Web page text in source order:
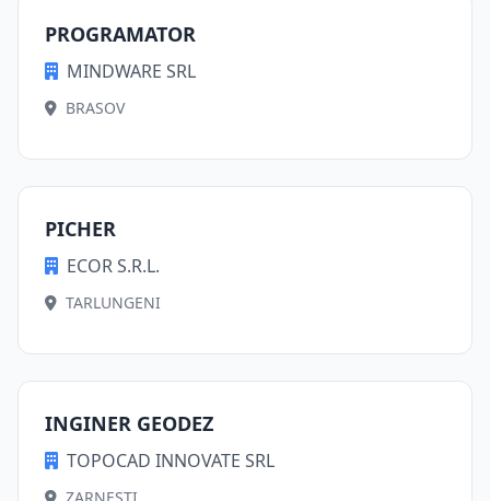
PROGRAMATOR
MINDWARE SRL
BRASOV
PICHER
ECOR S.R.L.
TARLUNGENI
INGINER GEODEZ
TOPOCAD INNOVATE SRL